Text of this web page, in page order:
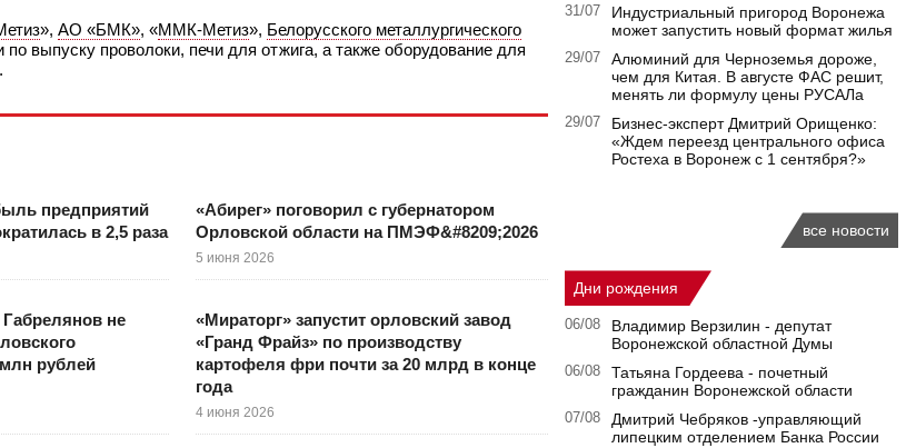
», АО «БМК», «ММК-Метиз», Белорусского металлургического
выпуску проволоки, печи для отжига, а также оборудование для
предприятий
в 2,5 раза
«Абирег» поговорил с губернатором
Орловской области на ПМЭФ&#8209;2026
5 июня 2026
не
рублей
«Мираторг» запустит орловский завод
«Гранд Фрайз» по производству
картофеля фри почти за 20 млрд в конце
года
4 июня 2026
31/07
Индустриальный пригород Воронежа
может запустить новый формат жилья
29/07
Алюминий для Черноземья дороже,
чем для Китая. В августе ФАС решит,
менять ли формулу цены РУСАЛа
29/07
Бизнес-эксперт Дмитрий Орищенко:
«Ждем переезд центрального офиса
Ростеха в Воронеж с 1 сентября?»
все новости
Дни рождения
06/08
Владимир Верзилин - депутат
Воронежской областной Думы
06/08
Татьяна Гордеева - почетный
гражданин Воронежской области
07/08
Дмитрий Чебряков -управляющий
липецким отделением Банка России